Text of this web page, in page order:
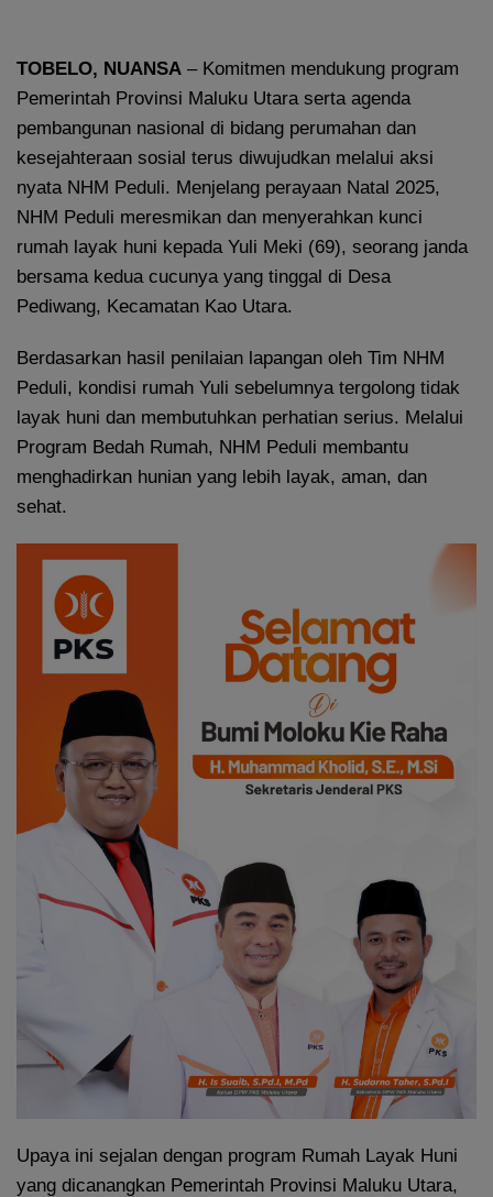
TOBELO, NUANSA – Komitmen mendukung program
Pemerintah Provinsi Maluku Utara serta agenda
pembangunan nasional di bidang perumahan dan
kesejahteraan sosial terus diwujudkan melalui aksi
nyata NHM Peduli. Menjelang perayaan Natal 2025,
NHM Peduli meresmikan dan menyerahkan kunci
rumah layak huni kepada Yuli Meki (69), seorang janda
bersama kedua cucunya yang tinggal di Desa
Pediwang, Kecamatan Kao Utara.
Berdasarkan hasil penilaian lapangan oleh Tim NHM
Peduli, kondisi rumah Yuli sebelumnya tergolong tidak
layak huni dan membutuhkan perhatian serius. Melalui
Program Bedah Rumah, NHM Peduli membantu
menghadirkan hunian yang lebih layak, aman, dan
sehat.
Upaya ini sejalan dengan program Rumah Layak Huni
yang dicanangkan Pemerintah Provinsi Maluku Utara,